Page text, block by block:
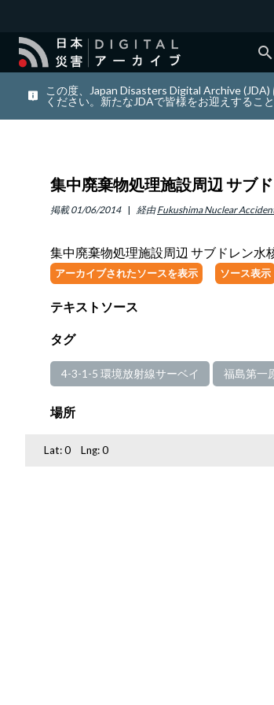
search
この度、Japan Disasters Digital Archive
ください。新たなJDAで皆様をお迎えするこ
集中廃棄物処理施設周辺 サブ
掲載 01/06/2014 経由 Fukushima Nuclear
集中廃棄物処理施設周辺 サブドレン水
アーカイブされたソースを表示 ソース表示
テキストソース
タグ
4-3-1-5 環境放射線サーベイ 福島第一
場所
Lat:0 Lng:0